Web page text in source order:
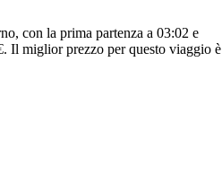
con la prima partenza a 03:02 e
Il miglior prezzo per questo viaggio è